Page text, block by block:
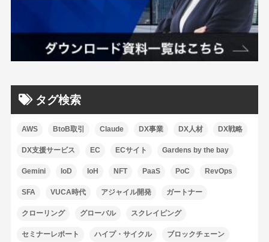
タグ検索
AWS BtoB取引 Claude DX事業 DX人材 DX戦略
DX支援サービス EC ECサイト Gardens by the bay
Gemini IoD IoH NFT PaaS PoC RevOps
SFA VUCA時代 アジャイル開発 ガートナー
クローリング グローバル スクレイピング
セミナーレポート ハイプ・サイクル ブロックチェーン